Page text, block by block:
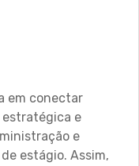
em conectar
estratégica e
e
estágio. Assim,